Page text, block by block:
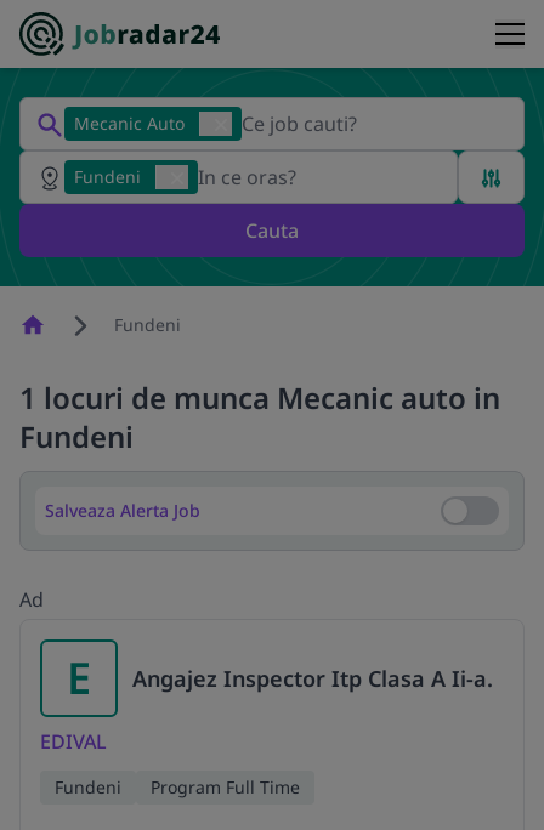
Mecanic Auto
Fundeni
Cauta
HomepageFundeni
1 locuri de munca Mecanic auto in
Fundeni
Salveaza Alerta Job Salveaza
Ad
E Angajez Inspector Itp Clasa A Ii-a.
EDIVAL
Fundeni Program Full Time